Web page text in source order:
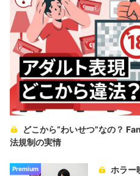
どこから“わいせつ”なの？
法規制の実情
Premium
ホラー